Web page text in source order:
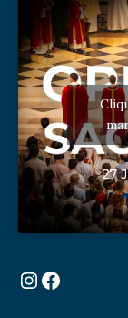
Instagram
Facebook